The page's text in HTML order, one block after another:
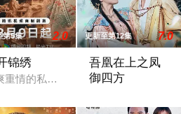
未婚妻时，遭人贩掳走沦为猪仔，
第5集 2.0
锦绣
重情的私盐贩子赵凌虽出身草莽，却
更新至第12集 7.0
吾凰在上之凤
御四方